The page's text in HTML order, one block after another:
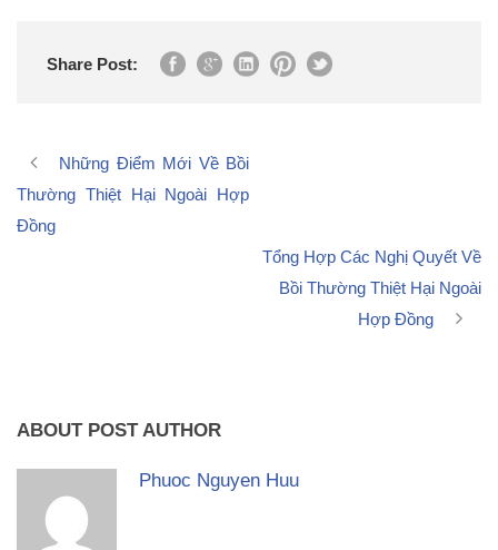
Share Post:
Những Điểm Mới Về Bồi
Thường Thiệt Hại Ngoài Hợp
Đồng
Tổng Hợp Các Nghị Quyết Về
Bồi Thường Thiệt Hại Ngoài
Hợp Đồng
ABOUT POST AUTHOR
Phuoc Nguyen Huu